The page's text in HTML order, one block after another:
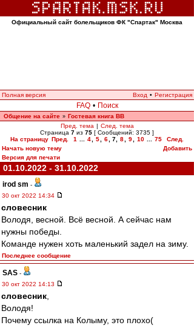
Официальный сайт болельщиков ФК "Спартак" Москва
Полная версия Вход • Регистрация
FAQ • Поиск
Общение на сайте » Гостевая книга ВВ
Пред. тема | След. тема
Страница 7 из 75 [ Сообщений: 3735 ]
На страницу Пред. 1 4 5 6 7 8 9 10 75
След.
Начать новую тему
Добавить
Версия для печати
01.10.2022 - 31.10.2022
irod sm -
30 окт 2022 14:34
словесник
Володя, весной. Всё весной. А сейчас нам
нужны победы.
Команде нужен хоть маленький задел на зиму.
Последнее сообщение
SAS -
30 окт 2022 14:13
словесник
Володя!
Почему ссылка на Колыму, это плохо(